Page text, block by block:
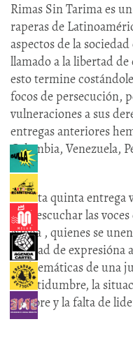
Rimas Sin Tarima es
raperas de
aspectos de la
llamado a la libertad
esto termine
focos de persecución,
vulneraciones a sus
entregas anteriores
Colombia, Venezuela,
En esta quinta entrega
para escuchar las
Nigga , quienes se
libertad de expresióna
próblemáticas de una
incertidumbre, la
hambre y la falta de